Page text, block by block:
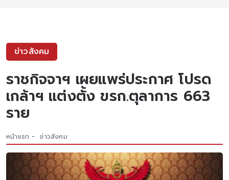
ข่าวสังคม
ราชกิจจาฯ เผยแพร่ประกาศ โปรด
เกล้าฯ แต่งตั้ง ขรก.ตุลาการ 663
ราย
หน้าแรก ข่าวสังคม